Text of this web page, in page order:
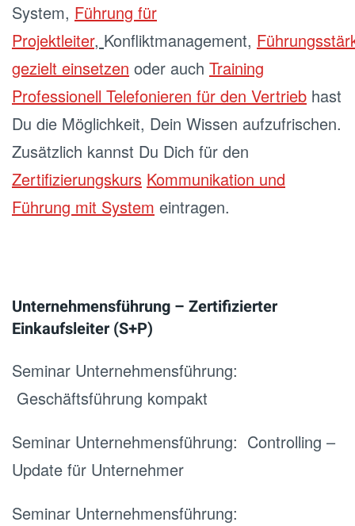
System, Führung für
Projektleiter, Konfliktmanagement,
gezielt einsetzen oder auch Training
Professionell Telefonieren für den Vertrieb hast
Du die Möglichkeit, Dein Wissen aufzufrischen.
Zusätzlich kannst Du Dich für den
Zertifizierungskurs Kommunikation und
Führung mit System eintragen.
Unternehmensführung – Zertifizierter
Einkaufsleiter (S+P)
Seminar Unternehmensführung:
Geschäftsführung kompakt
Seminar Unternehmensführung: Controlling –
Update für Unternehmer
Seminar Unternehmensführung: